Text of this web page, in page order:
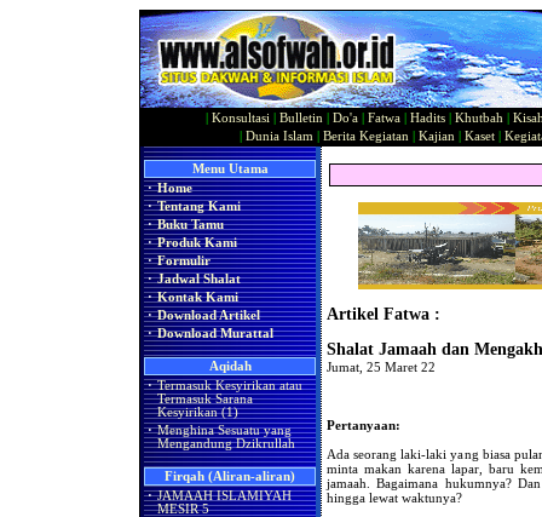
Konsultasi Bulletin Do'a Fatwa Hadits Khutbah
Dunia Islam Berita Kegiatan Kajian Kaset|
Menu Utama
· Home
· Tentang Kami
· Buku Tamu
· Produk Kami
· Formulir
· Jadwal Shalat
· Kontak Kami
· Download Artikel
· Download Murattal
Aqidah
· Termasuk Kesyirikan atau
Termasuk Sarana
Kesyirikan (1)
· Menghina Sesuatu yang
Mengandung Dzikrullah
Firqah (Aliran-aliran)
· JAMAAH ISLAMIYAH
MESIR 5
Artikel Fatwa :
Shalat Jamaah dan
Jumat, 25 Maret 22
Pertanyaan:
Ada seorang laki-laki yang biasa
minta makan karena lapar, baru
jamaah. Bagaimana hukumnya?
hingga lewat waktunya?